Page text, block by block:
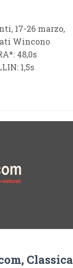
17-26 marzo,
Wincono
48,0s
1,5s
Classica